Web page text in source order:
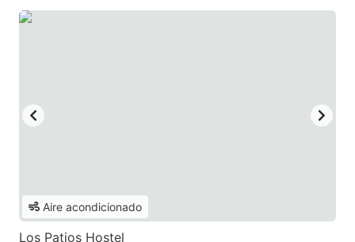
Aire acondicionado
Los Patios Hostel